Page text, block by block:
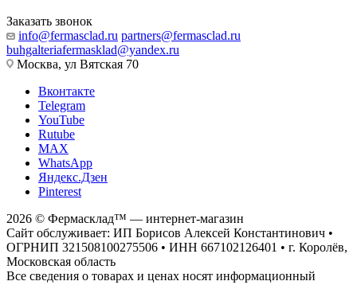
Заказать звонок
info@fermasclad.ru partners@fermasclad.ru
buhgalteriafermasklad@yandex.ru
Москва, ул Вятская 70
Вконтакте
Telegram
YouTube
Rutube
MAX
WhatsApp
Яндекс.Дзен
Pinterest
2026 © Фермасклад™ — интернет-магазин
Сайт обслуживает: ИП Борисов Алексей Константинович •
ОГРНИП 321508100275506 • ИНН 667102126401 • г. Королёв,
Московская область
Все сведения о товарах и ценах носят информационный